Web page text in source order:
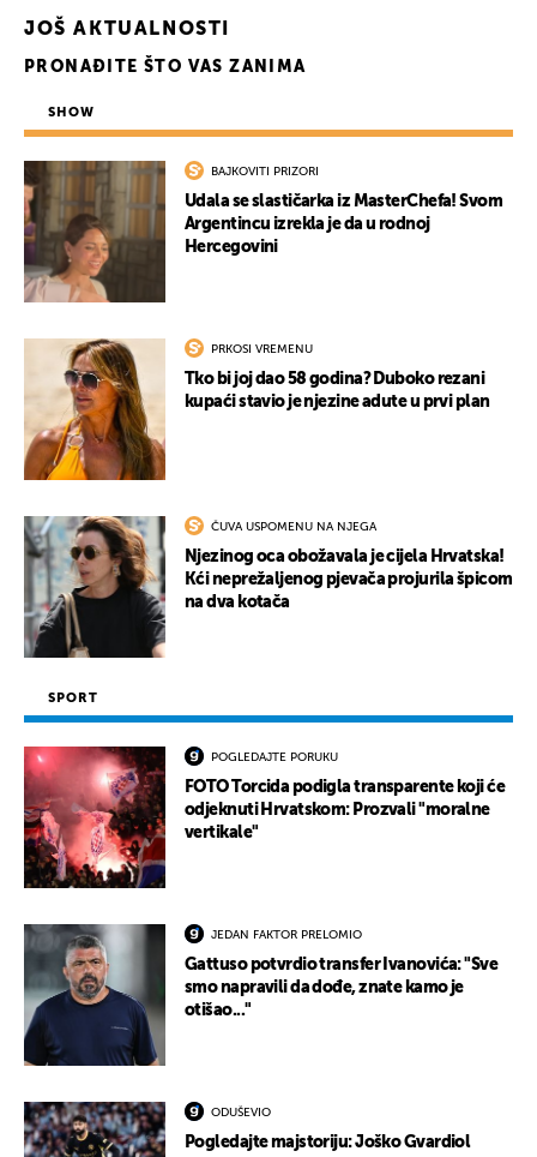
JOŠ AKTUALNOSTI
PRONAĐITE ŠTO VAS ZANIMA
SHOW
BAJKOVITI PRIZORI
Udala se slastičarka iz MasterChefa! Svom
Argentincu izrekla je da u rodnoj
Hercegovini
PRKOSI VREMENU
Tko bi joj dao 58 godina? Duboko rezani
kupaći stavio je njezine adute u prvi plan
ČUVA USPOMENU NA NJEGA
Njezinog oca obožavala je cijela Hrvatska!
Kći neprežaljenog pjevača projurila špicom
na dva kotača
SPORT
POGLEDAJTE PORUKU
FOTO Torcida podigla transparente koji će
odjeknuti Hrvatskom: Prozvali "moralne
vertikale"
JEDAN FAKTOR PRELOMIO
Gattuso potvrdio transfer Ivanovića: "Sve
smo napravili da dođe, znate kamo je
otišao..."
ODUŠEVIO
Pogledajte majstoriju: Joško Gvardiol